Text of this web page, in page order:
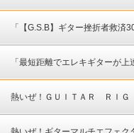
た！
「【G.S.B】ギター挫折者救
してみました！
「最短距離でエレキギターが
入してみました！
熱いぜ！ＧＵＩＴＡＲ ＲＩＧ